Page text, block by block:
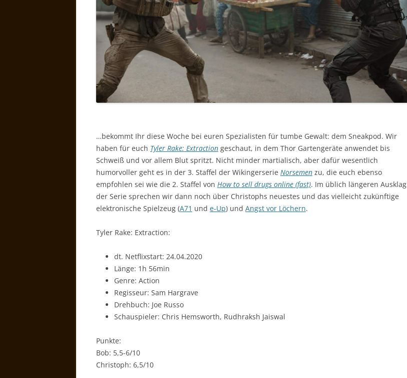
…bekommt Ihr diese Woche bei euren Spezialisten für tumbe Gewalt: dem Sneakpod. Wir
haben für euch Tyler Rake: Extraction geschaut, in dem Thor Gartengeräte anwendet bis
Schweiß und vor allem Blut spritzt. Nicht minder martialisch, aber dafür wesentlich
humorvoller geht es in der 3. Staffel der Wikingerserie Norsemen zu, die euch ebenso
empfohlen sei wie die 2. Staffel von How to sell drugs online (fast). Im üblich längeren Ausklag
der Serie sprechen wir dann noch über Christophs neuestes und das vielleicht zukünftige
elektronische Spielzeug (A71 und e-Up) und Angst vor Löchern.
Tyler Rake: Extraction:
dt. Netflixstart: 24.04.2020
Länge: 1h 56min
Genre: Action
Regisseur: Sam Hargrave
Drehbuch: Joe Russo
Schauspieler: Chris Hemsworth, Rudhraksh Jaiswal
Punkte:
Bob: 5,5-6/10
Christoph: 6,5/10